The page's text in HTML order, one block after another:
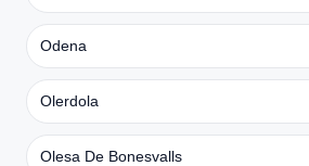
Odena
Olerdola
Olesa De Bonesvalls